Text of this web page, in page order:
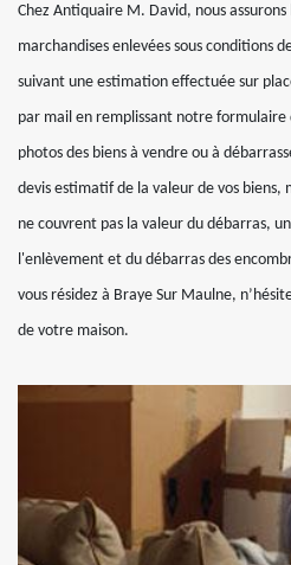
Chez Antiquaire M. David, nous
marchandises enlevées sous conditions
suivant une estimation effectuée sur
par mail en remplissant notre formulaire
photos des biens à vendre ou à
devis estimatif de la valeur de vos biens,
ne couvrent pas la valeur du débarras,
l'enlèvement et du débarras des
vous résidez à Braye Sur Maulne,
de votre maison.